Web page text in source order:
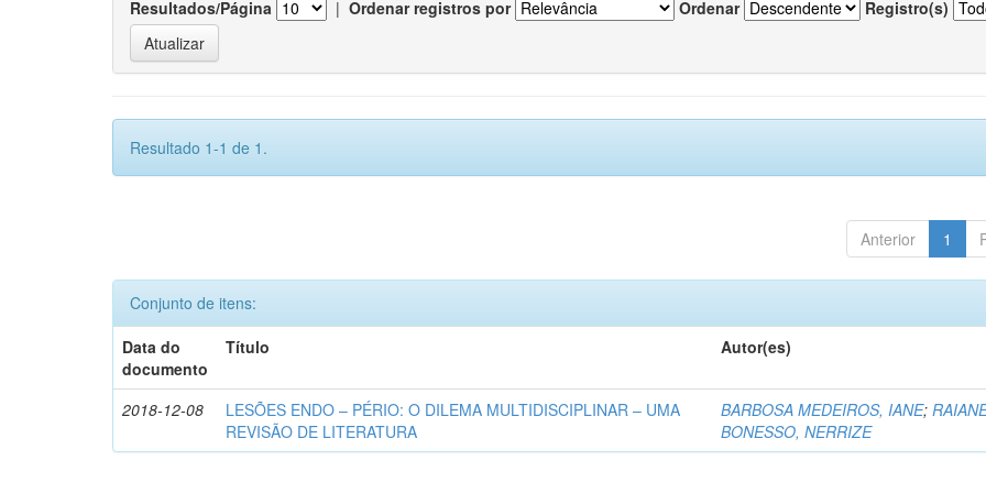
Resultados/Página | Ordenar registros por Ordenar Registro(s)
Resultado 1-1 de 1.
Anterior 1
Conjunto de itens:
Data do
documento
Título Autor(es)
2018-12-08
LESÕES ENDO – PÉRIO: O DILEMA MULTIDISCIPLINAR – UMA
REVISÃO DE LITERATURA
BARBOSA MEDEIROS, IANE;
BONESSO, NERRIZE